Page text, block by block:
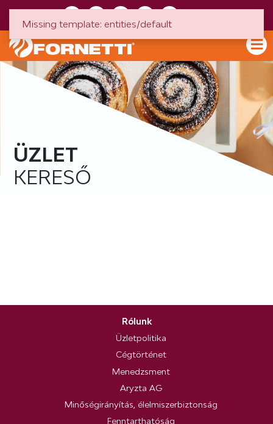
ÜZLET
KERESŐ
Rólunk
Üzletpolitika
Cégtörténet
Menedzsment
Aryzta AG
Minőségirányítás, élelmiszerbiztonság
Fenntarthatóság
Missing template: entities/default